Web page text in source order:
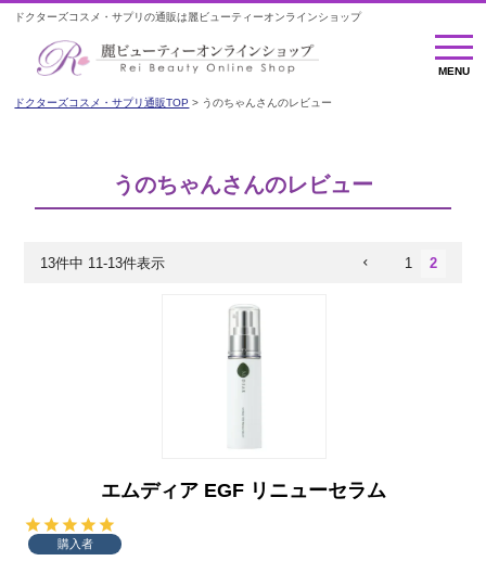
ドクターズコスメ・サプリの通販は麗ビューティーオンラインショップ
MENU
MENU
ドクターズコスメ・サプリ通販TOP うのちゃんさんのレビュー
うのちゃんさんのレビュー
13件中 11-13件表示 1 2
エムディア EGF リニューセラム
購入者